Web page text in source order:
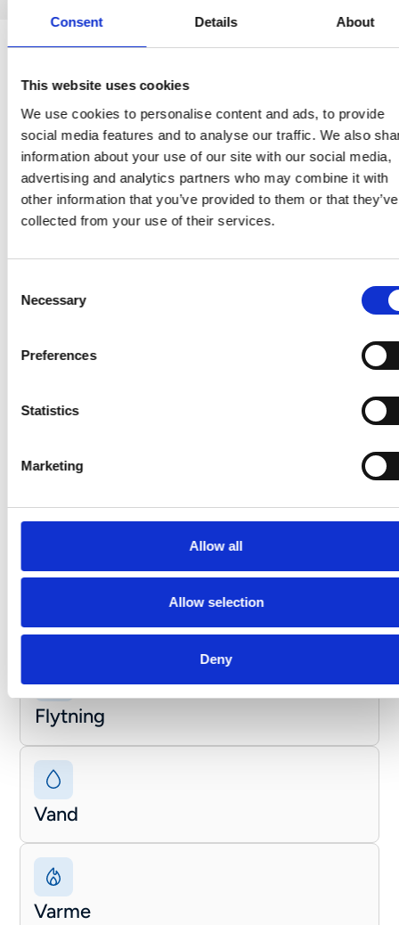
Consent Details About
This website uses cookies
We use cookies to personalise content and ads, to provide
social media features and to analyse our traffic. We also
information about your use of our site with our social media,
advertising and analytics partners who may combine it with
other information that you’ve provided to them or that they’ve
collected from your use of their services.
Selection
Necessary
Preferences
Statistics
Marketing
Allow all
Allow selection
Deny
Klar til at skifte til fjernvarme?
Bliv en del af fællesskabet og få en løsning,
der både er god for dig, din bolig og klimaet.
Bliv varmekunde
Tilmeld SMS Service
driftsforstyrrelser i dit område.
Flytning
Vand
Varme